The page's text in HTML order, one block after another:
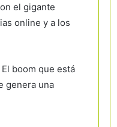
el gigante
online y a los
boom que está
genera una